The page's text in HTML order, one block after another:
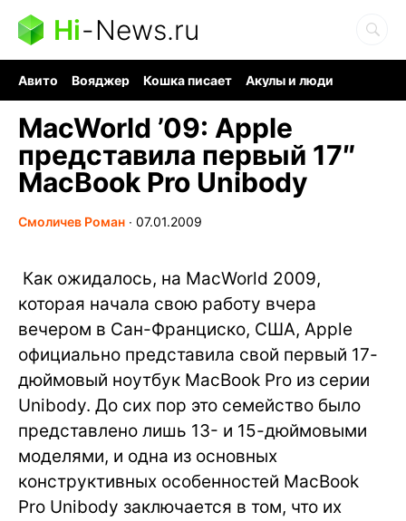
Hi-News.ru
Авито Вояджер Кошка писает
Акулы и люди
MacWorld ’09: Apple
представила первый 17″
MacBook Pro Unibody
Смоличев Роман ∙ 07.01.2009
Как ожидалось, на MacWorld 2009,
которая начала свою работу вчера
вечером в Сан-Франциско, США, Apple
официально представила свой первый 17-
дюймовый ноутбук MacBook Pro из серии
Unibody. До сих пор это семейство было
представлено лишь 13- и 15-дюймовыми
моделями, и одна из основных
конструктивных особенностей MacBook
Pro Unibody заключается в том, что их